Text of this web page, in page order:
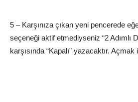
5 – Karşınıza çıkan yeni pencerede
seçeneği aktif etmediyseniz “2 Adımlı
karşısında “Kapalı” yazacaktır. Açmak